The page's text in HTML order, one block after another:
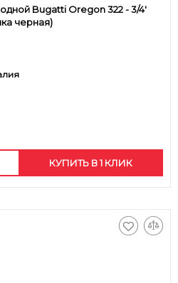
Bugatti Oregon 322 - 3/4'
черная)
КУПИТЬ В 1 КЛИК